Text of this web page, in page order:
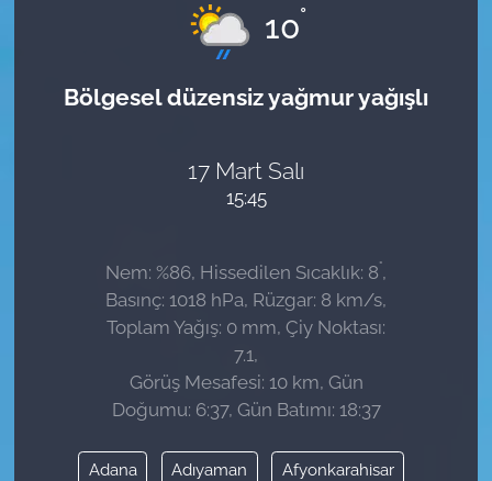
10°
Bölgesel düzensiz yağmur yağışlı
17 Mart Salı
15:45
Nem: %86, Hissedilen Sıcaklık: 8°,
Basınç: 1018 hPa, Rüzgar: 8 km/s,
Toplam Yağış: 0 mm, Çiy Noktası:
7.1,
Görüş Mesafesi: 10 km, Gün
Doğumu: 6:37, Gün Batımı: 18:37
Adana Adıyaman Afyonkarahisar